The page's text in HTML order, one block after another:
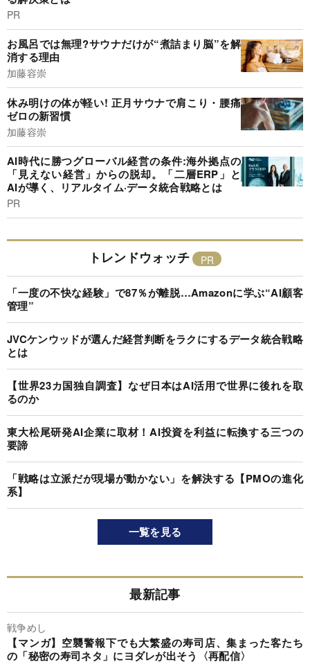
PR
お風呂では無理?サウナだけが“煮詰まり脳”を解
消する理由
加藤容崇
休み明けの体が軽い! 正月サウナで肩こり・腰痛
ゼロの新習慣
加藤容崇
AI時代に勝つグローバル経営の条件:海外拠点の
「見えない経営」からの脱却。「二層ERP」と
AIが導く、リアルタイム·データ統合戦略とは
PR
トレンドウォッチ
「一度の不快な経験」で87％が離脱…Amazonに学ぶ“AI顧客
管理”
JVCケンウッドが選んだ経営判断をラクにするデータ統合戦略
とは
【世界23カ国独自調査】なぜ日本はAI活用で世界に後れを取
るのか
東大松尾研発AI企業に取材！AI投資を利益に転換する三つの
要諦
「戦略は立派だが現場が動かない」を解決する【PMOの進化
系】
一覧を見る
最新記事
戦争めし
【マンガ】空襲警報下でも大繁盛の寿司店、集まった客たち
の「秘密の寿司ネタ」にヨダレが出そう〈再配信〉